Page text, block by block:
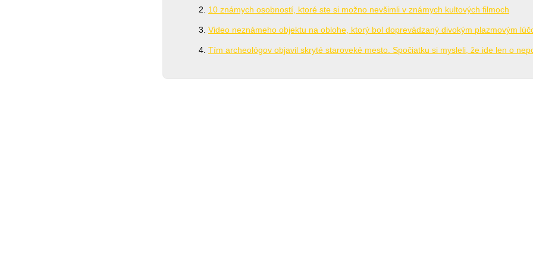
10 známych osobností, ktoré ste si možno nevšimli v známych kultových filmoch
Video neznámeho objektu na oblohe, ktorý bol doprevádzaný divokým plazmovým
Tím archeológov objavil skryté staroveké mesto. Spočiatku si mysleli, že ide len o